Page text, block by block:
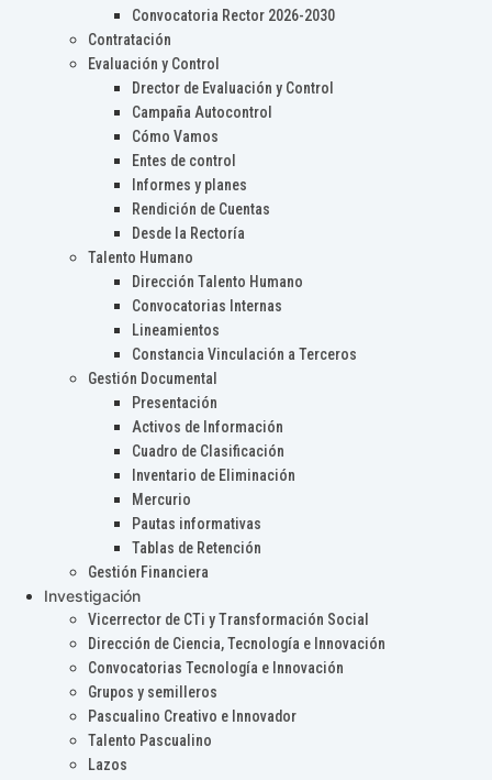
Convocatoria Rector 2026-2030
Contratación
Evaluación y Control
Drector de Evaluación y Control
Campaña Autocontrol
Cómo Vamos
Entes de control
Informes y planes
Rendición de Cuentas
Desde la Rectoría
Talento Humano
Dirección Talento Humano
Convocatorias Internas
Lineamientos
Constancia Vinculación a Terceros
Gestión Documental
Presentación
Activos de Información
Cuadro de Clasificación
Inventario de Eliminación
Mercurio
Pautas informativas
Tablas de Retención
Gestión Financiera
Investigación
Vicerrector de CTi y Transformación Social
Dirección de Ciencia, Tecnología e Innovación
Convocatorias Tecnología e Innovación
Grupos y semilleros
Pascualino Creativo e Innovador
Talento Pascualino
Lazos